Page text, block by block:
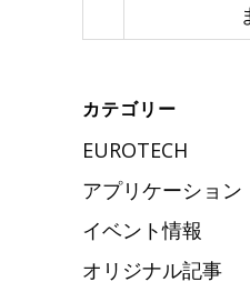
カテゴリー
EUROTECH
アプリケーション
イベント情報
オリジナル記事